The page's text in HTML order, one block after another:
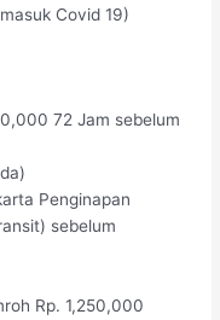
Covid 19)
72 Jam sebelum
Penginapan
sebelum
Rp. 1,250,000